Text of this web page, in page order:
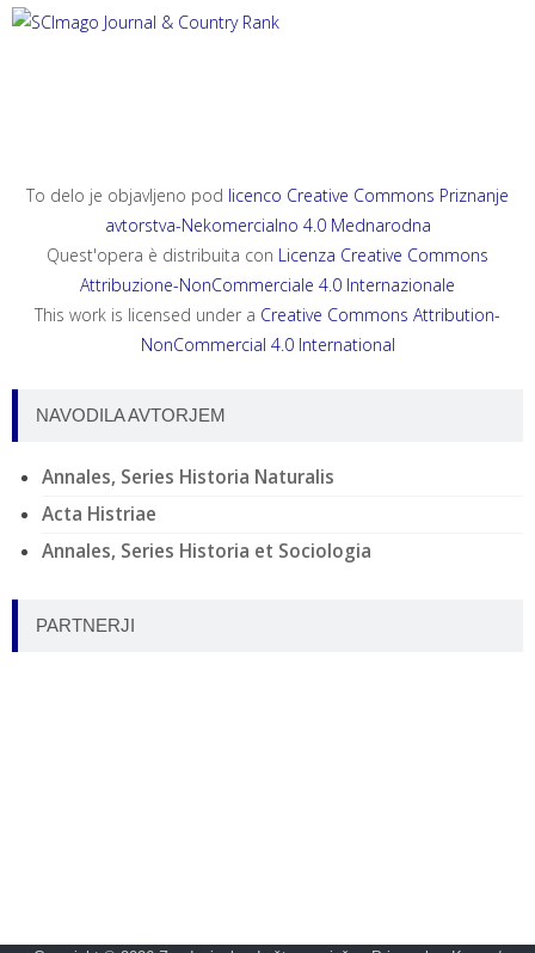
ANNALES, SERIES HISTORIA ET SOCIOLOGIA 35, 2025, 4
To delo je objavljeno pod licenco Creative Commons Priznanje
avtorstva-Nekomercialno 4.0 Mednarodna
Quest'opera è distribuita con Licenza Creative Commons
Attribuzione-NonCommerciale 4.0 Internazionale
This work is licensed under a Creative Commons Attribution-
NonCommercial 4.0 International
NAVODILA AVTORJEM
Annales, Series Historia Naturalis
Acta Histriae
Annales, Series Historia et Sociologia
PARTNERJI